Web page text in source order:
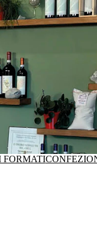
FORMATI